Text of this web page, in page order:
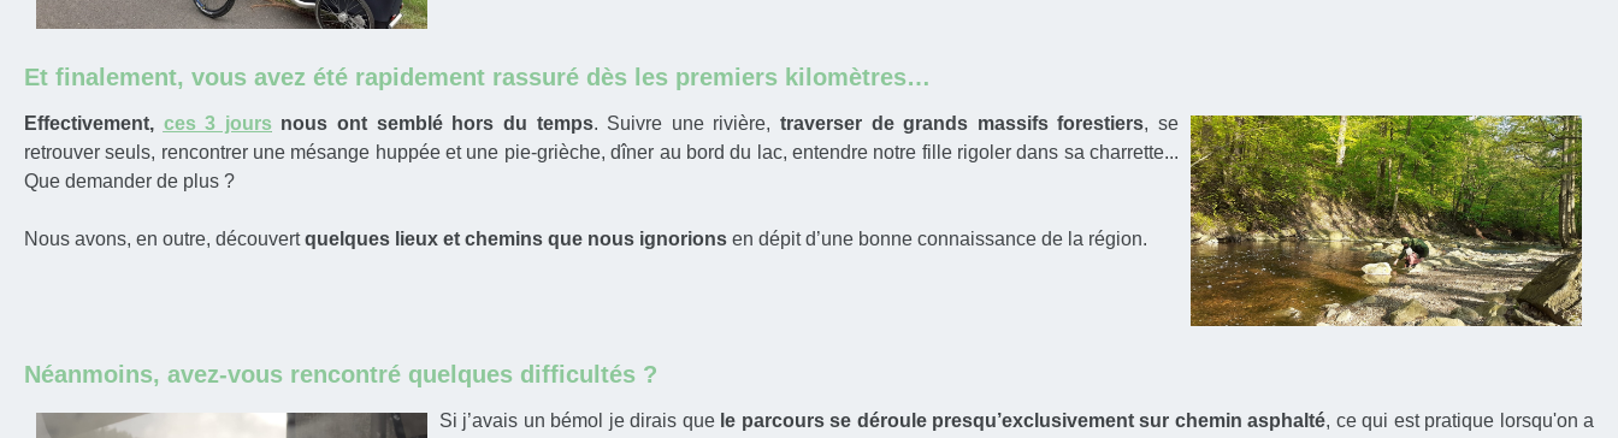
Et finalement, vous avez été rapidement rassuré dès les premiers kilomètres…
Effectivement, ces 3 jours nous ont semblé hors du temps. Suivre une rivière, traverser de grands massifs forestiers, se
retrouver seuls, rencontrer une mésange huppée et une pie-grièche, dîner au bord du lac, entendre notre fille rigoler dans sa charrette...
Que demander de plus ?
Nous avons, en outre, découvertquelques lieux et chemins que nous ignorions en dépit d’une bonne connaissance de la région.
Néanmoins, avez-vous rencontré quelques difficultés ?
Si j’avais un bémol je dirais que le parcours se déroule presqu’exclusivement sur chemin asphalté, ce qui est pratique lorsqu'on a